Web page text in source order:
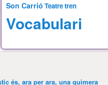
Son Carrió Teatretren
Vocabulari
és, ara per ara, una quimera